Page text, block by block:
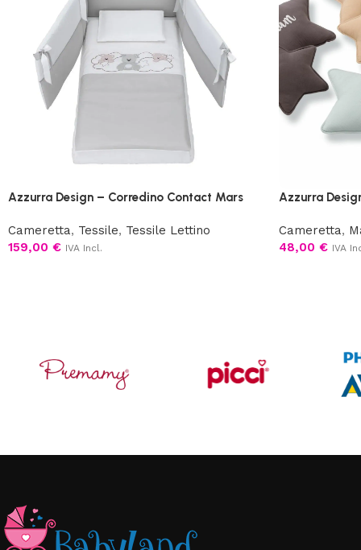
Azzurra Design – Corredino Contact Mars
Cameretta, Tessile, Tessile Lettino
159,00 € IVA Incl.
Azzurra
Cameretta,
48,00 € IVA